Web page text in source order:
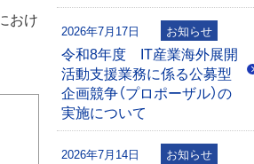
おけ
2026年7月17日 お知らせ
令和8年度 IT産業海外展開
活動支援業務に係る公募型
企画競争（プロポーザル）の
実施について
2026年7月14日 お知らせ